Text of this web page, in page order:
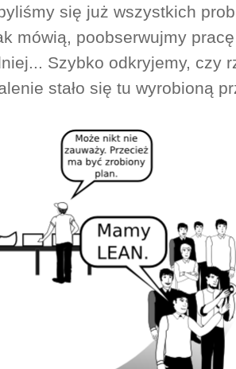
się już wszystkich
mówią, poobserwujmy
Szybko odkryjemy, czy
stało się tu wyrobioną